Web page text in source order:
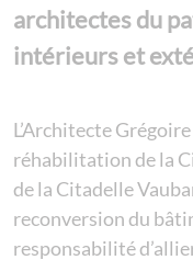
architectes du
intérieurs et
L’Architecte
réhabilitation de la
de la Citadelle
reconversion du
responsabilité